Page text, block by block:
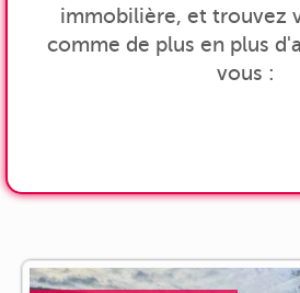
immobilière, et trouvez
comme de plus en plus
vous :